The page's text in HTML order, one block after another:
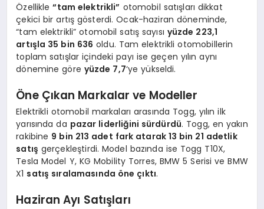
Özellikle“tam elektrikli” otomobil satışları dikkat
çekici bir artış gösterdi. Ocak-haziran döneminde,
“tam elektrikli” otomobil satış sayısı yüzde 223,1
artışla 35 bin 636 oldu. Tam elektrikli otomobillerin
toplam satışlar içindeki payı ise geçen yılın aynı
dönemine göre yüzde 7,7‘ye yükseldi.
Öne Çıkan Markalar ve Modeller
Elektrikli otomobil markaları arasında Togg, yılın ilk
yarısında da pazar liderliğini sürdürdü. Togg, en yakın
rakibine 9 bin 213 adet fark atarak 13 bin 21 adetlik
satış gerçekleştirdi. Model bazında ise Togg T10X,
Tesla Model Y, KG Mobility Torres, BMW 5 Serisi ve BMW
X1 satış sıralamasında öne çıktı.
Haziran Ayı Satışları